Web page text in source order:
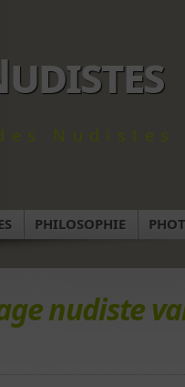
PHILOSOPHIE
nudiste